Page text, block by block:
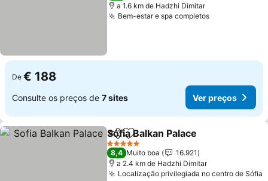
a 1.6 km de Hadzhi Dimitar
Bem-estar e spa completos
De € 188
Consulte os preços de 7 sites Ver preços
PartilharAdicionar aos favoritos
Sofia Balkan Palace
5 Estrelas
8,4 Muito boa
16.921
a 2.4 km de Hadzhi Dimitar
Localização privilegiada no centro de Sófia